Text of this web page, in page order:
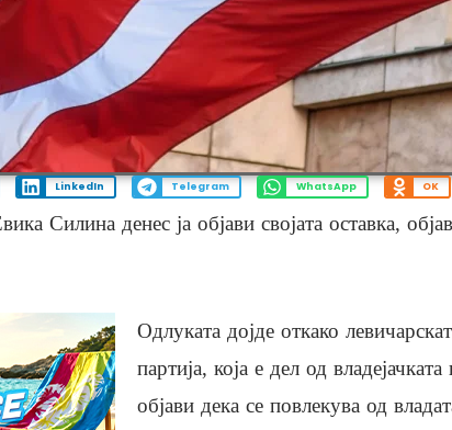
LinkedIn Telegram WhatsApp OK
Силина денес ја објави својата оставка,
Одлуката дојде откако
партија, која е дел од владејачката
објави дека се повлекува од